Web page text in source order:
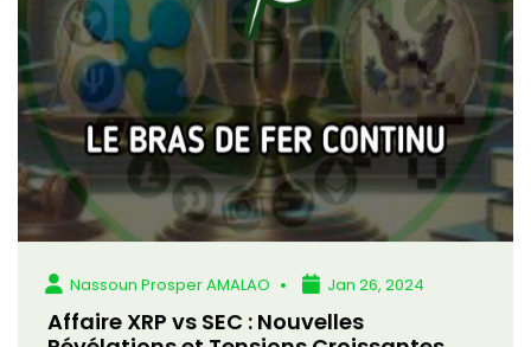
Nassoun Prosper AMALAO Jan 26, 2024
Affaire XRP vs SEC : Nouvelles